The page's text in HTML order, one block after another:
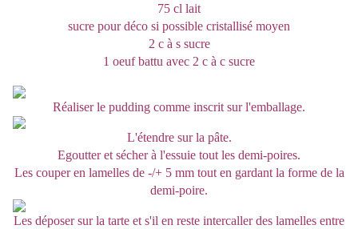
75 cl lait
sucre pour déco si possible cristallisé moyen
2 c à s sucre
1 oeuf battu avec 2 c à c sucre
Réaliser le pudding comme inscrit sur l'emballage.
L'étendre sur la pâte.
Egoutter et sécher à l'essuie tout les demi-poires.
Les couper en lamelles de -/+ 5 mm tout en gardant la forme de la
demi-poire.
Les déposer sur la tarte et s'il en reste intercaller des lamelles entre